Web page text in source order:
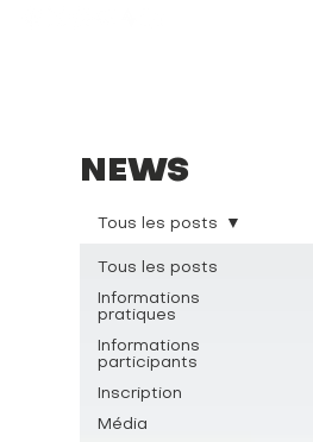
NEWS
Tous les posts
Informations
pratiques
Informations
participants
Inscription
Média
Tous les posts